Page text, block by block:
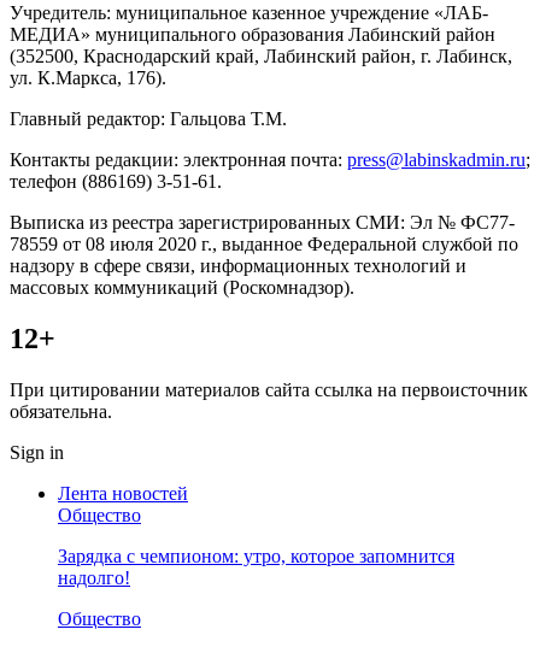
Учредитель: муниципальное казенное учреждение «ЛАБ-
МЕДИА» муниципального образования Лабинский район
(352500, Краснодарский край, Лабинский район, г. Лабинск,
ул. К.Маркса, 176).
Главный редактор: Гальцова Т.М.
Контакты редакции: электронная почта: press@labinskadmin.ru;
телефон (886169) 3-51-61.
Выписка из реестра зарегистрированных СМИ: Эл № ФС77-
78559 от 08 июля 2020 г., выданное Федеральной службой по
надзору в сфере связи, информационных технологий и
массовых коммуникаций (Роскомнадзор).
12+
При цитировании материалов сайта ссылка на первоисточник
обязательна.
Sign in
Лента новостей
Общество
Зарядка с чемпионом: утро, которое запомнится
надолго!
Общество